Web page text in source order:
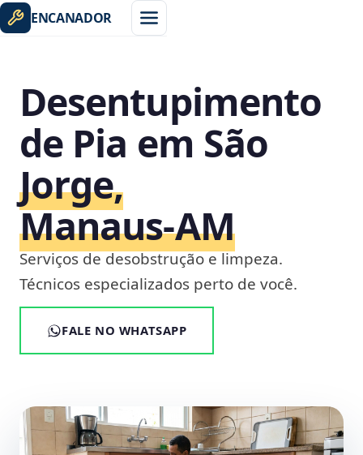
ENCANADOR
Desentupimento
de Pia em São
Jorge,
Manaus‑AM
Serviços de desobstrução e limpeza.
Técnicos especializados perto de você.
FALE NO WHATSAPP